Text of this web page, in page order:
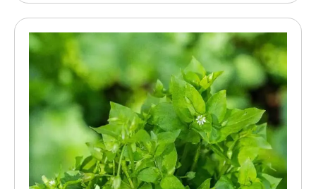
מחירים:
עד
זה
מספר
סוגים.
ניתן
לבחור
את
האפשרויות
בעמוד
המוצר